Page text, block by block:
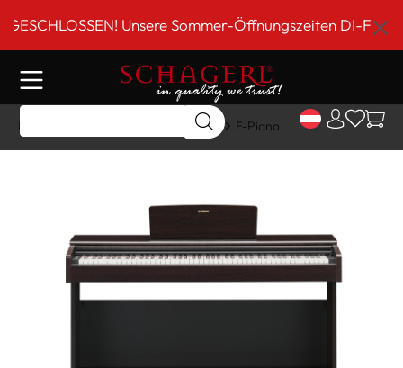
springenUnsere Sommer-Öffnungszeiten DI-FR 9 bis
Home Tasteninstrumente E-Piano